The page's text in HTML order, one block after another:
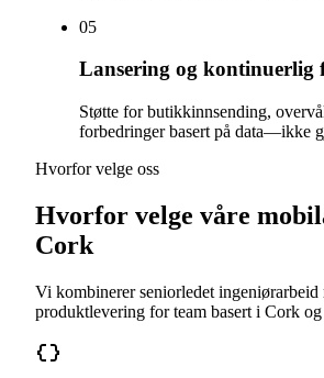
05
Lansering og kontinuerlig
Støtte for butikkinnsending,
forbedringer basert på data—ikke
Hvorfor velge oss
Hvorfor velge våre
Cork
Vi kombinerer seniorledet ingeniørarbeid
produktlevering for team basert i Cork og